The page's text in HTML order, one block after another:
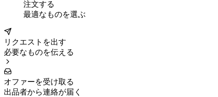
注文する
最適なものを選ぶ
リクエストを出す
必要なものを伝える
オファーを受け取る
出品者から連絡が届く